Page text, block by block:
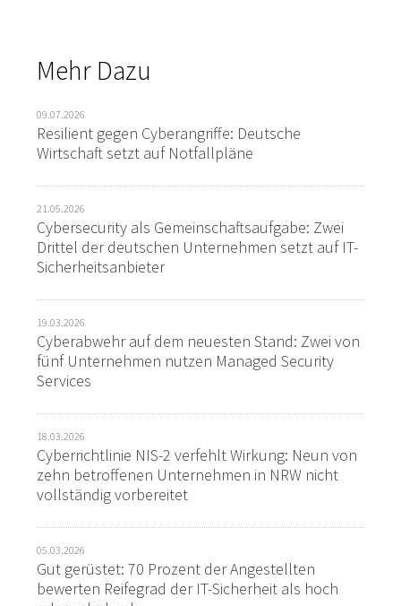
Mehr Dazu
09.07.2026
Resilient gegen Cyberangriffe: Deutsche
Wirtschaft setzt auf Notfallpläne
21.05.2026
Cybersecurity als Gemeinschaftsaufgabe: Zwei
Drittel der deutschen Unternehmen setzt auf IT-
Sicherheitsanbieter
19.03.2026
Cyberabwehr auf dem neuesten Stand: Zwei von
fünf Unternehmen nutzen Managed Security
Services
18.03.2026
Cyberrichtlinie NIS-2 verfehlt Wirkung: Neun von
zehn betroffenen Unternehmen in NRW nicht
vollständig vorbereitet
05.03.2026
Gut gerüstet: 70 Prozent der Angestellten
bewerten Reifegrad der IT-Sicherheit als hoch